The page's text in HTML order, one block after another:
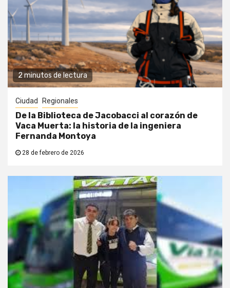
2 minutos de lectura
Ciudad Regionales
De la Biblioteca de Jacobacci al corazón de
Vaca Muerta: la historia de la ingeniera
Fernanda Montoya
28 de febrero de 2026